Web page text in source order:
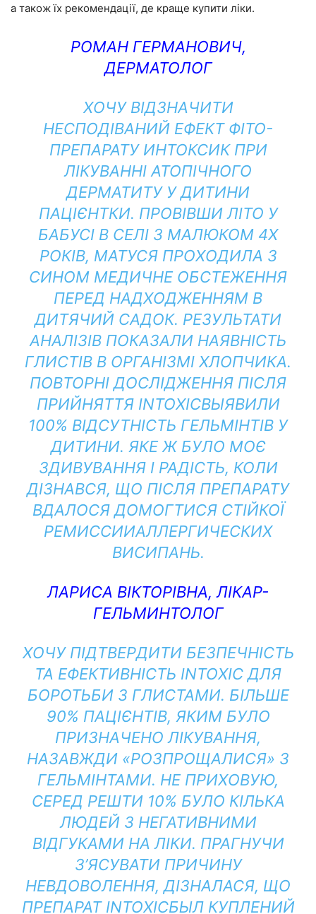
а також їх рекомендації, де краще купити ліки.
РОМАН ГЕРМАНОВИЧ,
ДЕРМАТОЛОГ
ХОЧУ ВІДЗНАЧИТИ
НЕСПОДІВАНИЙ ЕФЕКТ ФІТО-
ПРЕПАРАТУ ИНТОКСИК ПРИ
ЛІКУВАННІ АТОПІЧНОГО
ДЕРМАТИТУ У ДИТИНИ
ПАЦІЄНТКИ. ПРОВІВШИ ЛІТО У
БАБУСІ В СЕЛІ З МАЛЮКОМ 4Х
РОКІВ, МАТУСЯ ПРОХОДИЛА З
СИНОМ МЕДИЧНЕ ОБСТЕЖЕННЯ
ПЕРЕД НАДХОДЖЕННЯМ В
ДИТЯЧИЙ САДОК. РЕЗУЛЬТАТИ
АНАЛІЗІВ ПОКАЗАЛИ НАЯВНІСТЬ
ГЛИСТІВ В ОРГАНІЗМІ ХЛОПЧИКА.
ПОВТОРНІ ДОСЛІДЖЕННЯ ПІСЛЯ
ПРИЙНЯТТЯ INTOXICВЫЯВИЛИ
100% ВІДСУТНІСТЬ ГЕЛЬМІНТІВ У
ДИТИНИ. ЯКЕ Ж БУЛО МОЄ
ЗДИВУВАННЯ І РАДІСТЬ, КОЛИ
ДІЗНАВСЯ, ЩО ПІСЛЯ ПРЕПАРАТУ
ВДАЛОСЯ ДОМОГТИСЯ СТІЙКОЇ
РЕМИССИИАЛЛЕРГИЧЕСКИХ
ВИСИПАНЬ.
ЛАРИСА ВІКТОРІВНА, ЛІКАР-
ГЕЛЬМИНТОЛОГ
ХОЧУ ПІДТВЕРДИТИ БЕЗПЕЧНІСТЬ
ТА ЕФЕКТИВНІСТЬ INTOXIC ДЛЯ
БОРОТЬБИ З ГЛИСТАМИ. БІЛЬШЕ
90% ПАЦІЄНТІВ, ЯКИМ БУЛО
ПРИЗНАЧЕНО ЛІКУВАННЯ,
НАЗАВЖДИ «РОЗПРОЩАЛИСЯ» З
ГЕЛЬМІНТАМИ. НЕ ПРИХОВУЮ,
СЕРЕД РЕШТИ 10% БУЛО КІЛЬКА
ЛЮДЕЙ З НЕГАТИВНИМИ
ВІДГУКАМИ НА ЛІКИ. ПРАГНУЧИ
З’ЯСУВАТИ ПРИЧИНУ
НЕВДОВОЛЕННЯ, ДІЗНАЛАСЯ, ЩО
ПРЕПАРАТ INTOXICБЫЛ КУПЛЕНИЙ